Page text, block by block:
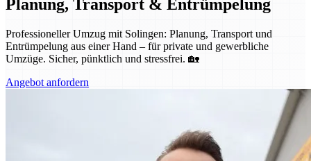
Planung, Transport & Entrümpelung
Professioneller Umzug mit Solingen: Planung, Transport und
Entrümpelung aus einer Hand – für private und gewerbliche
Umzüge. Sicher, pünktlich und stressfrei. 🏡
Angebot anfordern